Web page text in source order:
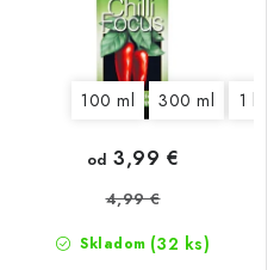
100 ml 300 ml 1 l
Skladom (32 ks)
od 3,99 €
4,99 €